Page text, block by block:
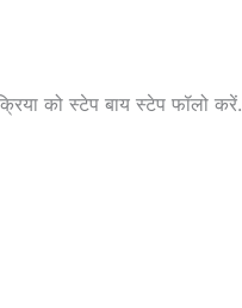
को स्टेप बाय स्टेप फॉलो करें.